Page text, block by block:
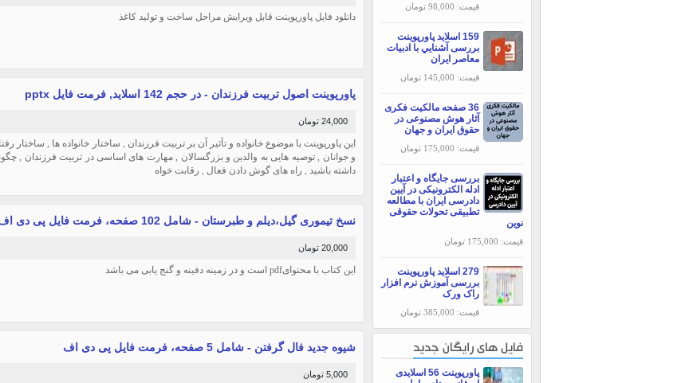
قیمت: 98,000 تومان
159 اسلاید پاورپوینت
بررسی آشنايي با ادبيات
معاصر ايران
قیمت: 145,000 تومان
36 صفحه مالکیت فکری
آثار هوش مصنوعی در
حقوق ایران و جهان
قیمت: 175,000 تومان
بررسی جایگاه و اعتبار
ادله الکترونیکی در آیین
دادرسی ایران با مطالعه
تطبیقی تحولات حقوقی
نوین
قیمت: 175,000 تومان
279 اسلاید پاورپوینت
بررسی آموزش نرم افزار
راک ورک
قیمت: 385,000 تومان
فایل های رایگان جدید
پاورپوینت 56 اسلایدی
دانلود فایل پاورپوینت قابل ویرایش مراحل ساخت و تولید کاغذ
پاورپوینت اصول تربیت فرزندان - در حجم 142 اسلاید, فرمت فایل pptx
24,000 تومان
این پاورپوینت با موضوع خانواده و تأثیر آن بر تربیت فرزندان , ساختار خانواده ها , ساختار
و جوانان , توصیه هایی به والدین و بزرگسالان , مهارت های اساسی در تربیت فرزندان ,
داشته باشید , راه های گوش دادن فعال , رقابت خواه
نسخ تیموری گیل،دیلم و طبرستان - شامل 102 صفحه، فرمت فایل پی دی اف
20,000 تومان
این کتاب با محتوایpdf است و در زمینه دفینه و گنج یابی می باشد
شیوه جدید فال گرفتن - شامل 5 صفحه، فرمت فایل پی دی اف
5,000 تومان